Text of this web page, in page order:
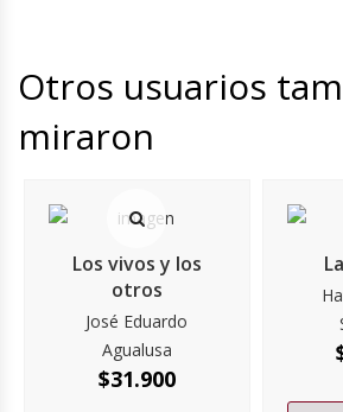
Otros usuarios
miraron
Los vivos y los
otros
José Eduardo
Agualusa
$31.900